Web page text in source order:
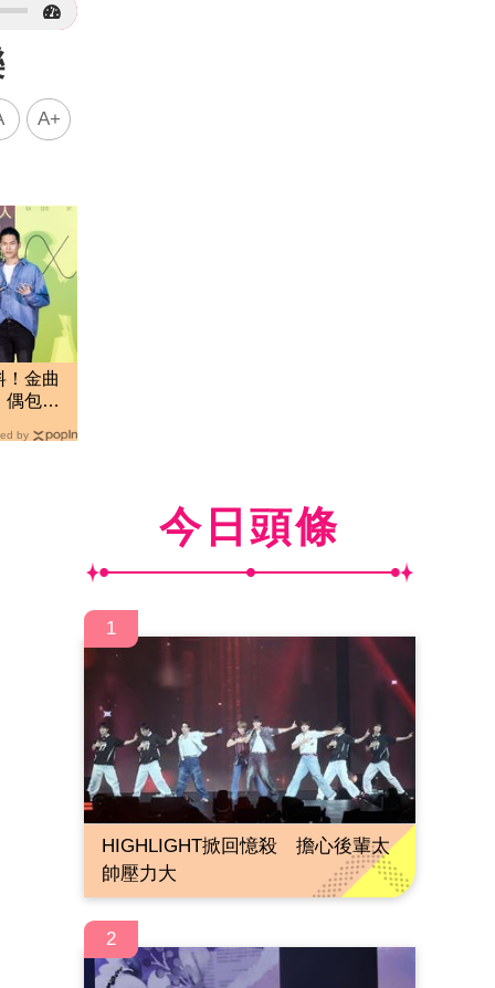
A+
！金曲
包越
by
今日頭條
1
HIGHLIGHT掀回憶殺 擔心後輩太
帥壓力大
2